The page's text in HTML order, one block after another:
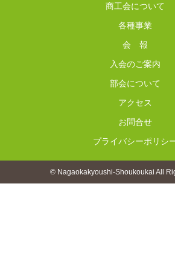
商工会について
各種事業
会 報
入会のご案内
部会について
アクセス
お問合せ
プライバシーポリシ
© Nagaokakyoushi-Shoukoukai All